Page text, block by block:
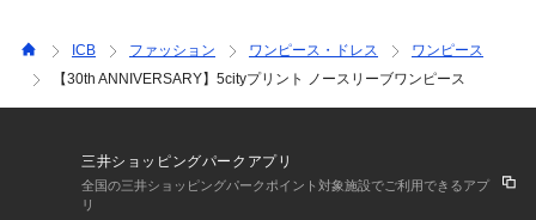
ICB ファッション ワンピース・ドレス
ワンピース
【30th ANNIVERSARY】5cityプリント ノースリーブワンピース
三井ショッピングパークアプリ
全国の三井ショッピングパークポイント対象施設でご利用できるアプ
リ